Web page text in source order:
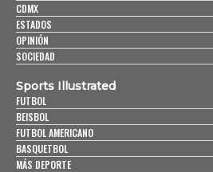
CDMX
ESTADOS
OPINIÓN
SOCIEDAD
Sports Illustrated
FUTBOL
BEISBOL
FUTBOL AMERICANO
BASQUETBOL
MÁS DEPORTE